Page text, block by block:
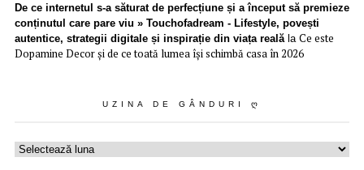
De ce internetul s-a săturat de perfecțiune și a început să premieze
conținutul care pare viu » Touchofadream - Lifestyle, povești
autentice, strategii digitale și inspirație din viața realăla Ce este
Dopamine Decor și de ce toată lumea își schimbă casa în 2026
UZINA DE GÂNDURI Ღ
Uzina